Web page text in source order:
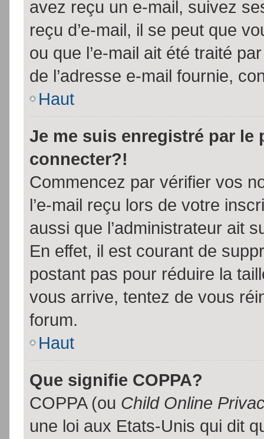
avez reçu un e-mail, suivez
reçu d’e-mail, il se peut que
ou que l’e-mail ait été traité
de l’adresse e-mail fournie,
Haut
Je me suis enregistré par le
connecter?!
Commencez par vérifier vos
l’e-mail reçu lors de votre
aussi que l’administrateur ait
En effet, il est courant de
postant pas pour réduire la
vous arrive, tentez de vous
forum.
Haut
Que signifie COPPA?
COPPA (ou Child Online
une loi aux Etats-Unis qui dit